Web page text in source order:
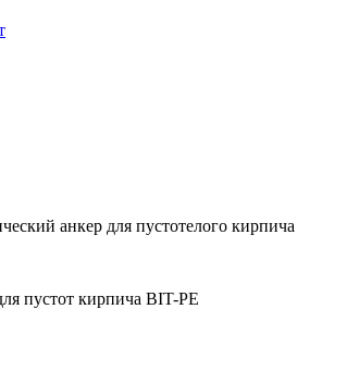
анкер для пустотелого кирпича
пустот кирпича BIT-PE